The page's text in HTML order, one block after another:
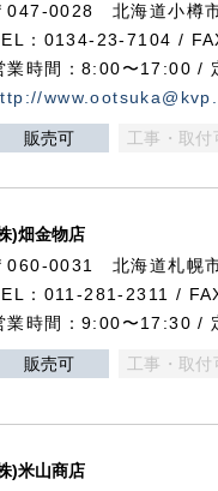
047-0028 北海道小樽
：0134-23-7104 /
業時間：8:00〜17:00 /
販売可 工事・取付
)畑金物店
060-0031 北海道札幌
：011-281-2311 /
業時間：9:00〜17:30 /
販売可 工事・取付
)米山商店